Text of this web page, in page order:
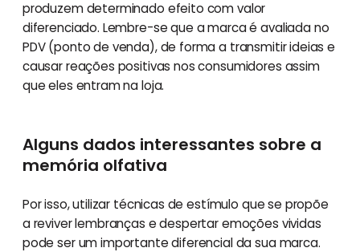
produzem determinado efeito com valor
diferenciado. Lembre-se que a marca é avaliada no
PDV (ponto de venda), de forma a transmitir ideias e
causar reações positivas nos consumidores assim
que eles entram na loja.
Alguns dados interessantes sobre a
memória olfativa
Por isso, utilizar técnicas de estímulo que se propõe
a reviver lembranças e despertar emoções vividas
pode ser um importante diferencial da sua marca.